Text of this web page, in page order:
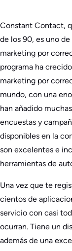
Constant Contact,
de los 90, es uno
marketing por
programa ha
marketing por
mundo, con una
han añadido
encuestas y
disponibles en la
son excelentes e
herramientas de
Una vez que te
cientos de
servicio con casi
ocurran. Tiene un
además de una